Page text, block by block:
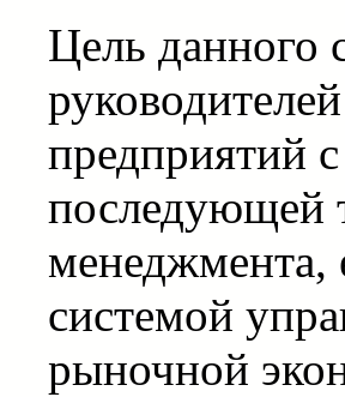
Цель данного
предприятий
последующей
менеджмента,
системой
рыночной